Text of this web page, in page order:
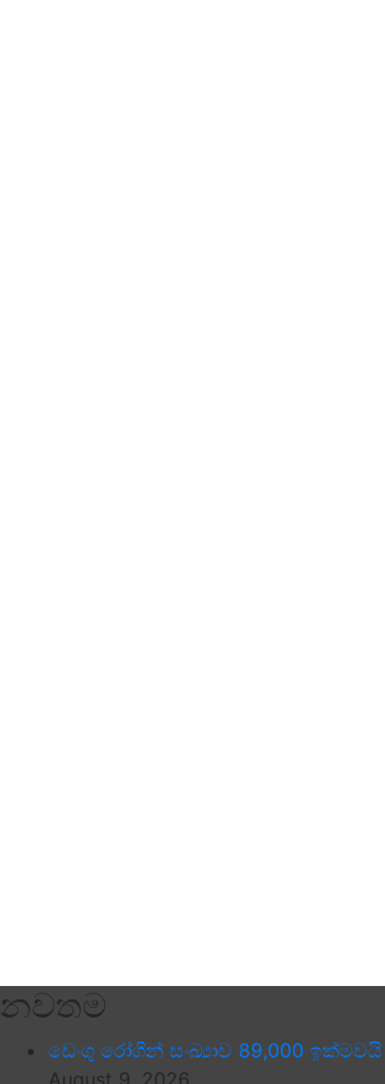
නවතම
ඩෙංගු රෝගීන් සංඛ්‍යාව 89,000 ඉක්මවයි
August 9, 2026